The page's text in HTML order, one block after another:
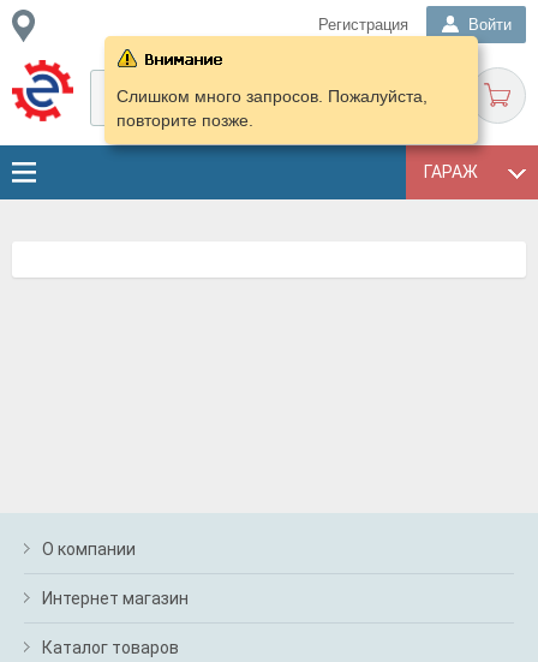
Регистрация Войти
ГАРАЖ
Слишком много запросов. Пожалуйста,
повторите позже.
О компании
Интернет магазин
Каталог товаров